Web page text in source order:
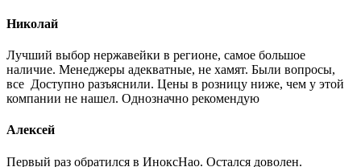
Николай
Лучший выбор нержавейки в регионе, самое большое
наличие. Менеджеры адекватные, не хамят. Были вопросы,
все Доступно разъяснили. Цены в розницу ниже, чем у этой
компании не нашел. Однозначно рекомендую
Алексей
Первый раз обратился в ИноксНао. Остался доволен.